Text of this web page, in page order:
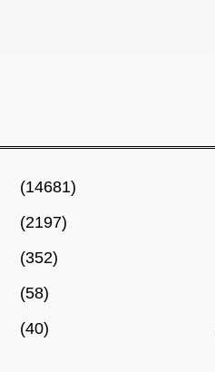
(14681)
(2197)
(352)
(58)
(40)